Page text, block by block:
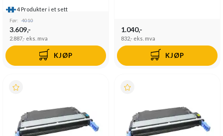
4 Produkter i et sett
Før: 4010
3.609,-
2.887,- eks. mva
KJØP
1.040,-
832,- eks. mva
KJØP